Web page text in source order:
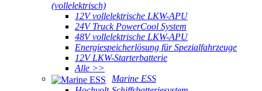
(vollelektrisch)
12V vollelektrische LKW-APU
24V Truck PowerCool System
48V vollelektrische LKW-APU
Energiespeicherlösung für Spezialfahrzeuge
12V LKW-Starterbatterie
Alle >>
Marine ESS